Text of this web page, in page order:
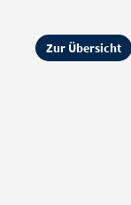
Zur Übersicht